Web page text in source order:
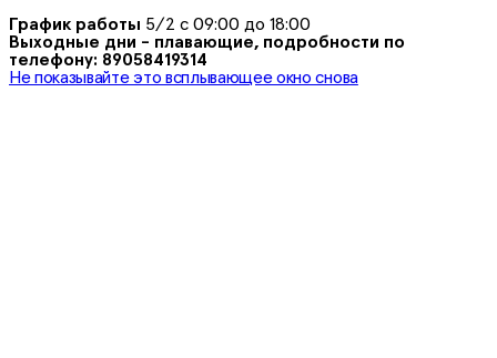
График работы 5/2 с 09:00 до 18:00
Выходные дни - плавающие, подробности по
телефону: 89058419314
Не показывайте это всплывающее окно снова